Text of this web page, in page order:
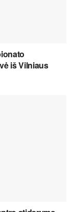
iš Vilniaus